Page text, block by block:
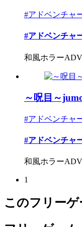
#アドベンチャ
#アドベンチャ
和風ホラー
～呪目～
#アドベンチャ
#アドベンチャ
和風ホラーADV
1
このフリー